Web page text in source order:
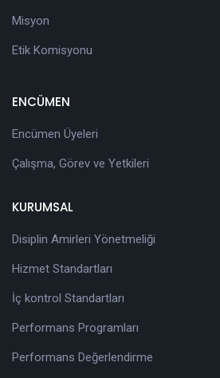
Misyon
Etik Komisyonu
ENCÜMEN
Encümen Üyeleri
Çalışma, Görev ve Yetkileri
KURUMSAL
Disiplin Amirleri Yönetmeliği
Hizmet Standartları
İç kontrol Standartları
Performans Programları
Performans Değerlendirme